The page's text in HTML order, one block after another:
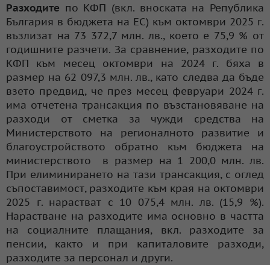
Разходите по КФП (вкл. вноската на Република
България в бюджета на ЕС) към октомври 2025 г.
възлизат на 73 372,7 млн. лв., което е 75,9 % от
годишните разчети. За сравнение, разходите по
КФП към месец октомври на 2024 г. бяха в
размер на 62 097,3 млн. лв., като следва да бъде
взето предвид, че през месец февруари 2024 г.
има отчетена трансакция по възстановяване на
разходи от сметка за чужди средства на
Министерството на регионалното развитие и
благоустройството обратно към бюджета на
министерството в размер на 1 200,0 млн. лв.
При елиминирането на тази трансакция, с оглед
съпоставимост, разходите към края на октомври
2025 г. нарастват с 10 075,4 млн. лв. (15,9 %).
Нарастване на разходите има основно в частта
на социалните плащания, вкл. разходите за
пенсии, както и при капиталовите разходи,
разходите за персонал и други.